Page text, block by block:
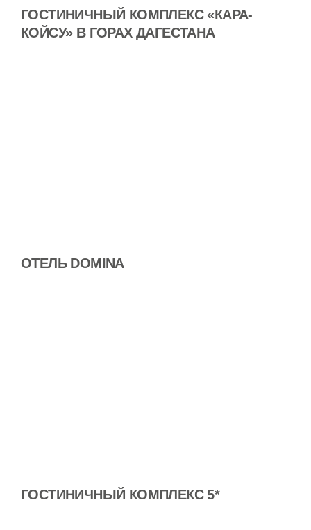
ГОСТИНИЧНЫЙ КОМПЛЕКС «КАРА-
КОЙСУ» В ГОРАХ ДАГЕСТАНА
ОТЕЛЬ DOMINA
ГОСТИНИЧНЫЙ КОМПЛЕКС 5*